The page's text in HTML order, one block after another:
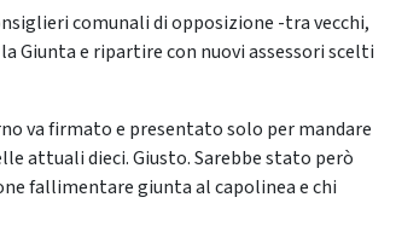
comunali di opposizione -tra vecchi,
Giunta e ripartire con nuovi assessori scelti
va firmato e presentato solo per mandare
attuali dieci. Giusto. Sarebbe stato però
fallimentare giunta al capolinea e chi